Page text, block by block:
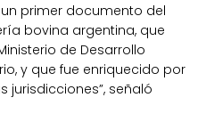
primer documento del
bovina argentina, que
de Desarrollo
y que fue enriquecido por
jurisdicciones”, señaló